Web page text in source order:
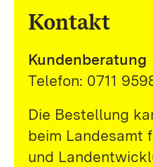
Kontakt
Kundenberatung
Telefon: 0711
Die Bestellung
beim Landesamt
und